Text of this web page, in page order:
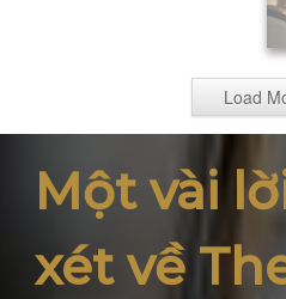
Load
Một vài
xét về